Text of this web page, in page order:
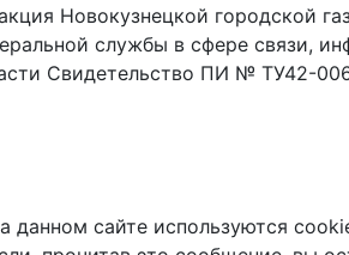
Новокузнецкой городской
службы в сфере связи,
Свидетельство ПИ № ТУ42-
данном сайте используются